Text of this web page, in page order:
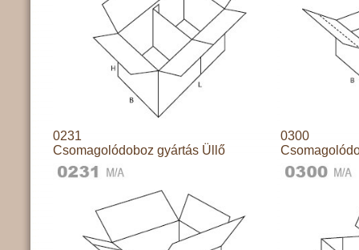
0231
Csomagolódoboz gyártás Üllő
0300